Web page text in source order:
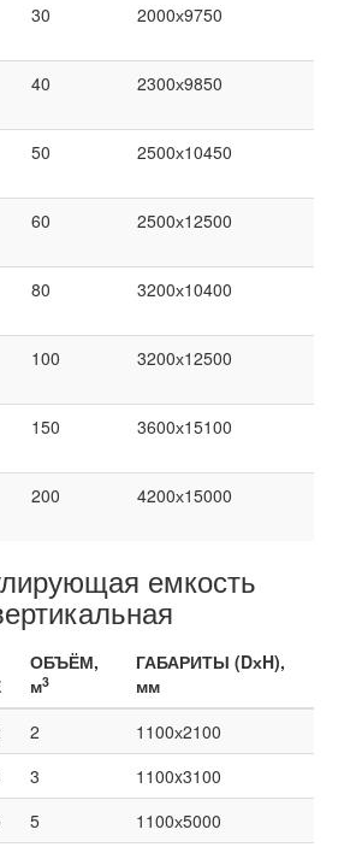
30 2000х9750
40 2300х9850
50 2500х10450
60 2500х12500
80 3200х10400
100 3200х12500
150 3600х15100
200 4200х15000
емкость
ОБЪЁМ,
м3
ГАБАРИТЫ (DхH),
мм
2
1100х2100
3
1100x3100
5
1100х5000